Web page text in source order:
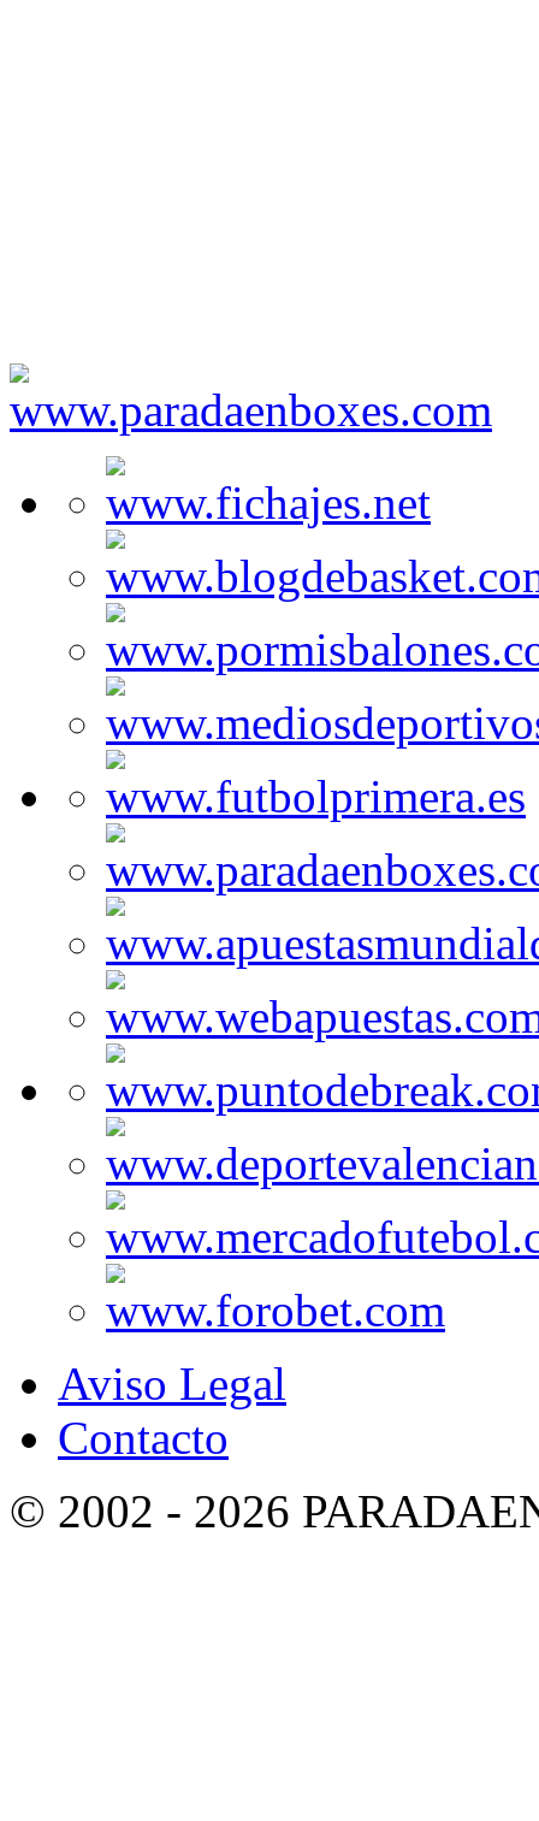
Aviso Legal
Contacto
© 2002 - 2026